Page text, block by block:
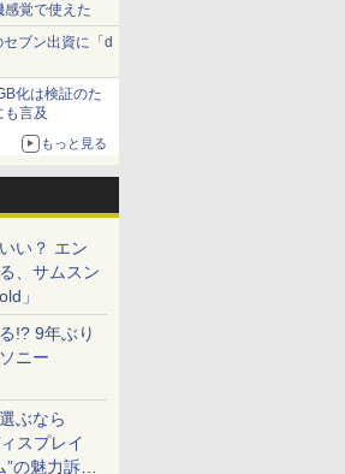
覚で使えた
ブン出資に「d
化は検証のた
言及
もっと見る
い？ エン
、サムスン
」
!? 9年ぶり
ニー
ぶなら
スプレイ
”の魅力訴